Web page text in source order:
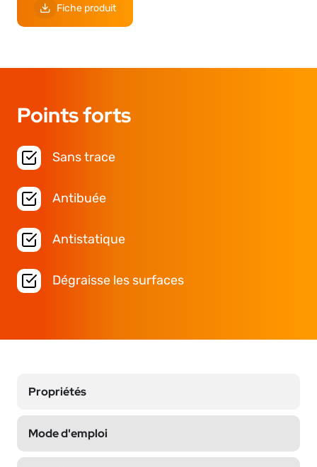
Fiche produit
Points forts
Sans trace
Antibuée
Antistatique
Dégraisse les surfaces
Propriétés
Mode d'emploi